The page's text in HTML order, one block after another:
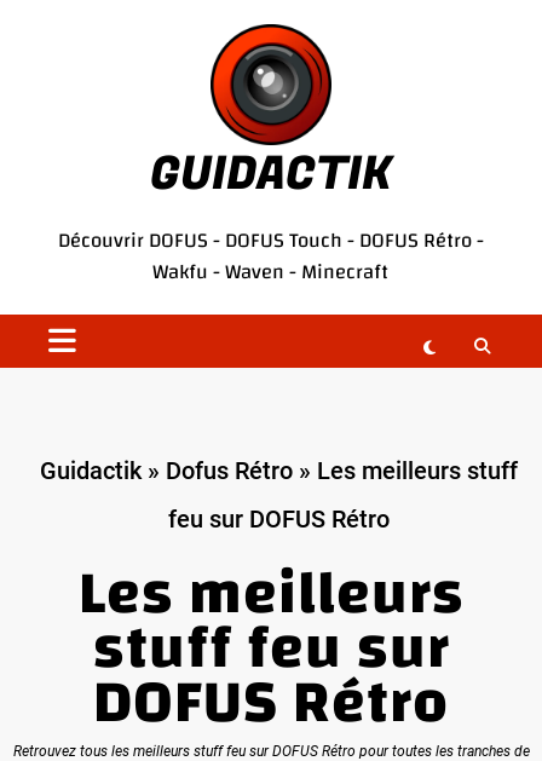
GUIDACTIK
DécouvrirDOFUS-DOFUS Touch-DOFUS Rétro-
Wakfu-Waven-Minecraft
Guidactik» Dofus Rétro » Les meilleurs stuff
feu sur DOFUS Rétro
Les meilleurs
stuff feu sur
DOFUS Rétro
Retrouvez tous les meilleurs stuff feu sur DOFUS Rétro pour toutes les tranches de